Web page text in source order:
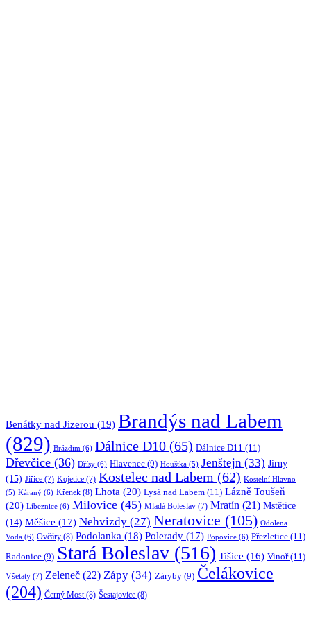
Benátky nad Jizerou (19) Brandýs nad Labem
(829) Brázdim (6) Dálnice D10 (65) Dálnice D11 (11)
Dřevčice (36) Dřísy (6) Hlavenec (9) Houštka (5) Jenštejn (33) Jirny
(15) Jiřice (7) Kojetice (7) Kostelec nad Labem (62) Kostelní Hlavno
(5) Káraný (6) Křenek (8) Lhota (20) Lysá nad Labem (11) Lázně Toušeň
(20) Líbeznice (6) Milovice (45) Mladá Boleslav (7) Mratín (21) Mstětice
(14) Měšice (17) Nehvizdy (27) Neratovice (105) Odolena
Voda (6) Ovčáry (8) Podolanka (18) Polerady (17) Popovice (6) Přezletice (11)
Radonice (9) Stará Boleslav (516) Tišice (16) Vinoř(11)
Všetaty (7) Zeleneč (22) Zápy (34) Záryby (9) Čelákovice
(204) Černý Most (8) Šestajovice (8)